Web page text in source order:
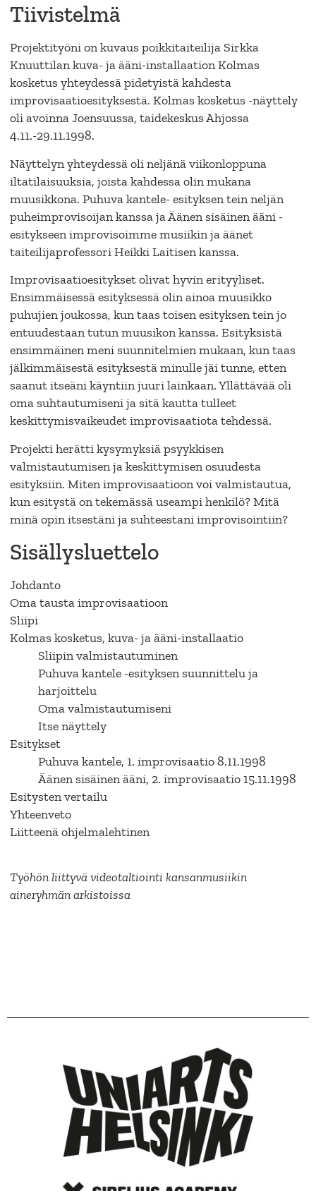
Tiivistelmä
Projektityöni on kuvaus poikkitaiteilija Sirkka
Knuuttilan kuva- ja ääni-installaation Kolmas
kosketus yhteydessä pidetyistä kahdesta
improvisaatioesityksestä. Kolmas kosketus -näyttely
oli avoinna Joensuussa, taidekeskus Ahjossa
4.11.-29.11.1998.
Näyttelyn yhteydessä oli neljänä viikonloppuna
iltatilaisuuksia, joista kahdessa olin mukana
muusikkona. Puhuva kantele- esityksen tein neljän
puheimprovisoijan kanssa ja Äänen sisäinen ääni -
esitykseen improvisoimme musiikin ja äänet
taiteilijaprofessori Heikki Laitisen kanssa.
Improvisaatioesitykset olivat hyvin erityyliset.
Ensimmäisessä esityksessä olin ainoa muusikko
puhujien joukossa, kun taas toisen esityksen tein jo
entuudestaan tutun muusikon kanssa. Esityksistä
ensimmäinen meni suunnitelmien mukaan, kun taas
jälkimmäisestä esityksestä minulle jäi tunne, etten
saanut itseäni käyntiin juuri lainkaan. Yllättävää oli
oma suhtautumiseni ja sitä kautta tulleet
keskittymisvaikeudet improvisaatiota tehdessä.
Projekti herätti kysymyksiä psyykkisen
valmistautumisen ja keskittymisen osuudesta
esityksiin. Miten improvisaatioon voi valmistautua,
kun esitystä on tekemässä useampi henkilö? Mitä
minä opin itsestäni ja suhteestani improvisointiin?
Sisällysluettelo
Johdanto
Oma tausta improvisaatioon
Sliipi
Kolmas kosketus, kuva- ja ääni-installaatio
Sliipin valmistautuminen
Puhuva kantele -esityksen suunnittelu ja
harjoittelu
Oma valmistautumiseni
Itse näyttely
Esitykset
Puhuva kantele, 1. improvisaatio 8.11.1998
Äänen sisäinen ääni, 2. improvisaatio 15.11.1998
Esitysten vertailu
Yhteenveto
Liitteenä ohjelmalehtinen
Työhön liittyvä videotaltiointi kansanmusiikin
aineryhmän arkistoissa